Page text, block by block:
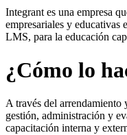
Integrant es una empresa
empresariales y educativas
LMS, para la educación
¿Cómo lo
A través del arrendamiento
gestión, administración y
capacitación interna y